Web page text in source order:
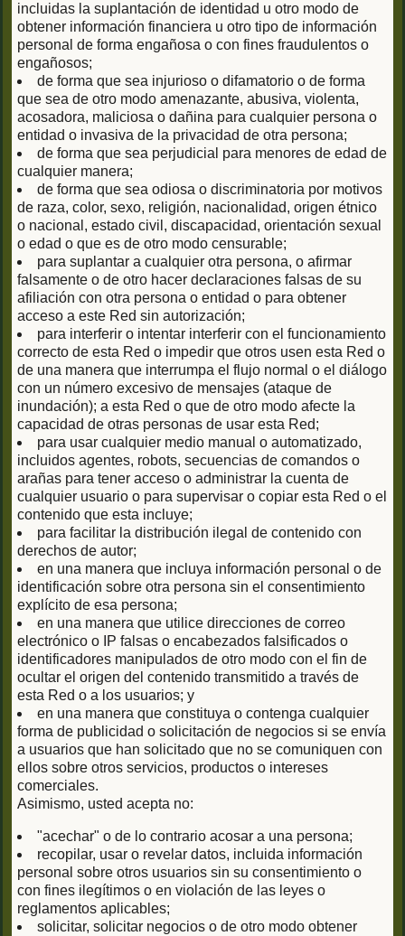
incluidas la suplantación de identidad u otro modo de
obtener información financiera u otro tipo de información
personal de forma engañosa o con fines fraudulentos o
engañosos;
de forma que sea injurioso o difamatorio o de forma
que sea de otro modo amenazante, abusiva, violenta,
acosadora, maliciosa o dañina para cualquier persona o
entidad o invasiva de la privacidad de otra persona;
de forma que sea perjudicial para menores de edad de
cualquier manera;
de forma que sea odiosa o discriminatoria por motivos
de raza, color, sexo, religión, nacionalidad, origen étnico
o nacional, estado civil, discapacidad, orientación sexual
o edad o que es de otro modo censurable;
para suplantar a cualquier otra persona, o afirmar
falsamente o de otro hacer declaraciones falsas de su
afiliación con otra persona o entidad o para obtener
acceso a este Red sin autorización;
para interferir o intentar interferir con el funcionamiento
correcto de esta Red o impedir que otros usen esta Red o
de una manera que interrumpa el flujo normal o el diálogo
con un número excesivo de mensajes (ataque de
inundación); a esta Red o que de otro modo afecte la
capacidad de otras personas de usar esta Red;
para usar cualquier medio manual o automatizado,
incluidos agentes, robots, secuencias de comandos o
arañas para tener acceso o administrar la cuenta de
cualquier usuario o para supervisar o copiar esta Red o el
contenido que esta incluye;
para facilitar la distribución ilegal de contenido con
derechos de autor;
en una manera que incluya información personal o de
identificación sobre otra persona sin el consentimiento
explícito de esa persona;
en una manera que utilice direcciones de correo
electrónico o IP falsas o encabezados falsificados o
identificadores manipulados de otro modo con el fin de
ocultar el origen del contenido transmitido a través de
esta Red o a los usuarios; y
en una manera que constituya o contenga cualquier
forma de publicidad o solicitación de negocios si se envía
a usuarios que han solicitado que no se comuniquen con
ellos sobre otros servicios, productos o intereses
comerciales.
Asimismo, usted acepta no:
"acechar" o de lo contrario acosar a una persona;
recopilar, usar o revelar datos, incluida información
personal sobre otros usuarios sin su consentimiento o
con fines ilegítimos o en violación de las leyes o
reglamentos aplicables;
solicitar, solicitar negocios o de otro modo obtener